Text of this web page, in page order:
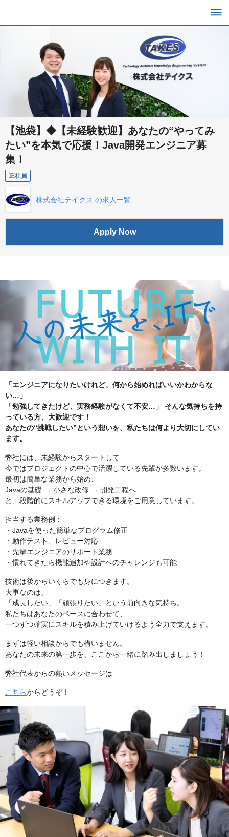
【池袋】◆【未経験歓迎】あなたの“やってみ
たい”を本気で応援！Java開発エンジニア募
集！
正社員
株式会社テイクス の求人一覧
Apply Now
「エンジニアになりたいけれど、何から始めればいいかわからな
い…」
「勉強してきたけど、実務経験がなくて不安…」
そんな気持ちを持
っている方、大歓迎です！
あなたの“挑戦したい”という想いを、私たちは何より大切にしてい
ます。
弊社には、未経験からスタートして
今ではプロジェクトの中心で活躍している先輩が多数います。
最初は簡単な業務から始め、
Javaの基礎 → 小さな改修 → 開発工程へ
と、段階的にスキルアップできる環境をご用意しています。
担当する業務例：
・Javaを使った簡単なプログラム修正
・動作テスト、レビュー対応
・先輩エンジニアのサポート業務
・慣れてきたら機能追加や設計へのチャレンジも可能
技術は後からいくらでも身につきます。
大事なのは、
「成長したい」「頑張りたい」という前向きな気持ち。
私たちはあなたのペースに合わせて、
一つずつ確実にスキルを積み上げていけるよう全力で支えます。
まずは軽い相談からでも構いません。
あなたの未来の第一歩を、ここから一緒に踏み出しましょう！
弊社代表からの熱いメッセージは
こちらからどうぞ！